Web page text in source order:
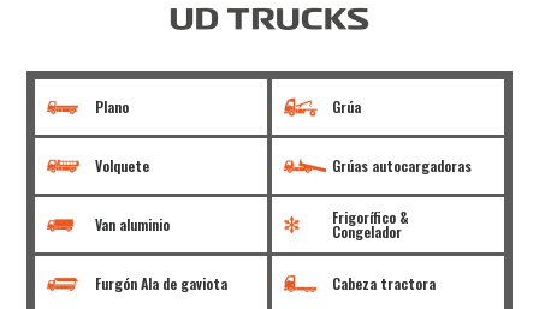
Plano Grúa
Volquete Grúas autocargadoras
Van aluminio Frigorífico &
Congelador
Furgón Ala de gaviota Cabeza tractora